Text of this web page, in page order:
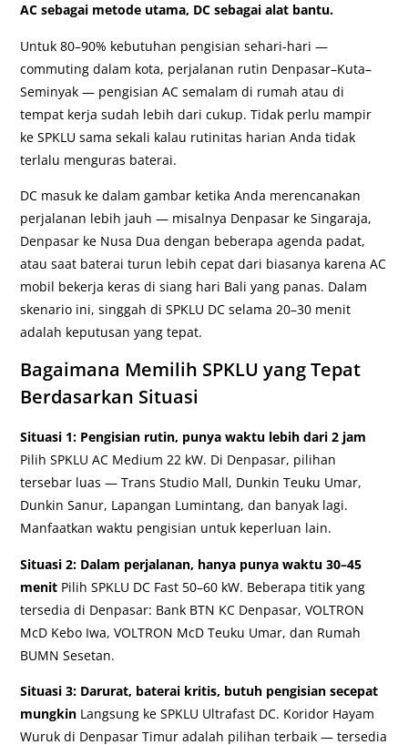
AC sebagai metode utama, DC sebagai alat bantu.
Untuk 80–90% kebutuhan pengisian sehari-hari —
commuting dalam kota, perjalanan rutin Denpasar–Kuta–
Seminyak — pengisian AC semalam di rumah atau di
tempat kerja sudah lebih dari cukup. Tidak perlu mampir
ke SPKLU sama sekali kalau rutinitas harian Anda tidak
terlalu menguras baterai.
DC masuk ke dalam gambar ketika Anda merencanakan
perjalanan lebih jauh — misalnya Denpasar ke Singaraja,
Denpasar ke Nusa Dua dengan beberapa agenda padat,
atau saat baterai turun lebih cepat dari biasanya karena AC
mobil bekerja keras di siang hari Bali yang panas. Dalam
skenario ini, singgah di SPKLU DC selama 20–30 menit
adalah keputusan yang tepat.
Bagaimana Memilih SPKLU yang Tepat
Berdasarkan Situasi
Situasi 1: Pengisian rutin, punya waktu lebih dari 2 jam
Pilih SPKLU AC Medium 22 kW. Di Denpasar, pilihan
tersebar luas — Trans Studio Mall, Dunkin Teuku Umar,
Dunkin Sanur, Lapangan Lumintang, dan banyak lagi.
Manfaatkan waktu pengisian untuk keperluan lain.
Situasi 2: Dalam perjalanan, hanya punya waktu 30–45
menit Pilih SPKLU DC Fast 50–60 kW. Beberapa titik yang
tersedia di Denpasar: Bank BTN KC Denpasar, VOLTRON
McD Kebo Iwa, VOLTRON McD Teuku Umar, dan Rumah
BUMN Sesetan.
Situasi 3: Darurat, baterai kritis, butuh pengisian secepat
mungkin Langsung ke SPKLU Ultrafast DC. Koridor Hayam
Wuruk di Denpasar Timur adalah pilihan terbaik — tersedia